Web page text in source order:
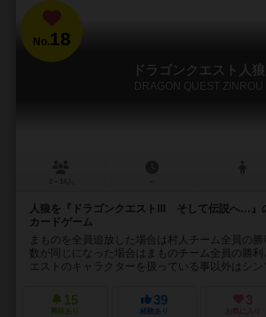
No.18
ドラゴンクエスト人狼
DRAGON QUEST ZINROU
人狼を『ドラゴンクエストⅢ そして伝説へ…』
カードゲーム
まものを全員追放した場合は村人チーム全員の
数が同じになった場合はまものチーム全員の勝利
エストのキャラクターを扱っている事以外はシン
15
興味あり
39
経験あり
3
お気に入り